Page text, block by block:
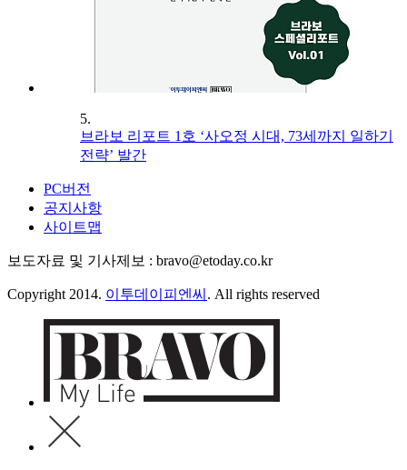
5.
브라보 리포트 1호 ‘사오정 시대, 73세까지 일하기
전략’ 발간
PC버전
공지사항
사이트맵
보도자료 및 기사제보 : bravo@etoday.co.kr
Copyright 2014. 이투데이피엔씨 . All rights reserved